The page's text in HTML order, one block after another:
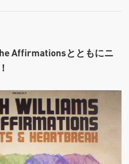
Affirmationsとともにニ